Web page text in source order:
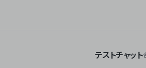
テストチャット